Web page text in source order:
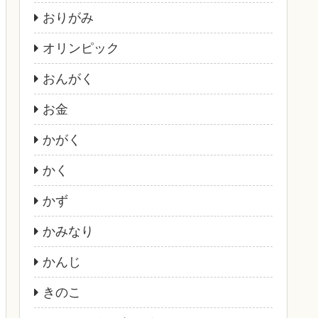
おりがみ
オリンピック
おんがく
お金
かがく
かく
かず
かみなり
かんじ
きのこ